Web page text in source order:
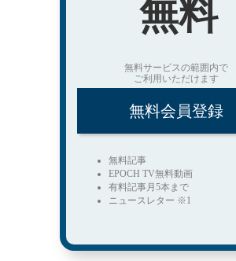
無料
無料サービスの範囲内で
ご利用いただけます
無料会員登録
無料記事
EPOCH TV無料動画
有料記事月5本まで
ニュースレター ※1